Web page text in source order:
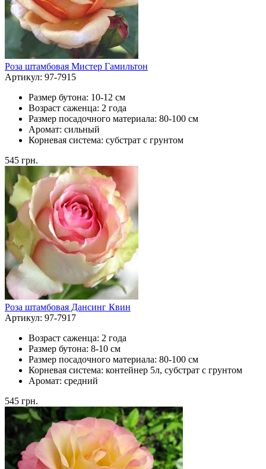
Роза штамбовая Мистер Гамильтон
Артикул: 97-7915
Размер бутона: 10-12 см
Возраст саженца: 2 года
Размер посадочного материала: 80-100 см
Аромат: сильный
Корневая система: субстрат с грунтом
545 грн.
Роза штамбовая Дансинг Квин
Артикул: 97-7917
Возраст саженца: 2 года
Размер бутона: 8-10 см
Размер посадочного материала: 80-100 см
Корневая система: контейнер 5л, субстрат с грунтом
Аромат: средний
545 грн.